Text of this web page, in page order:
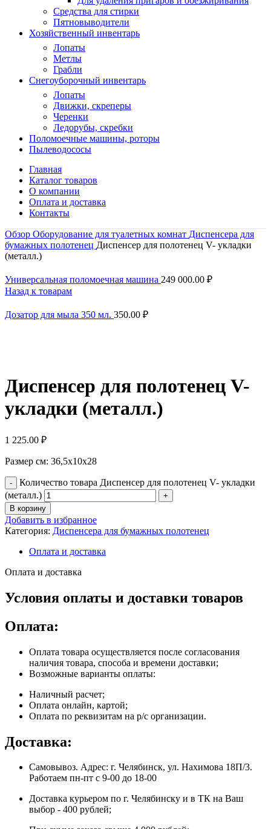
Средства для стирки
Пятновыводители
Хозяйственный инвентарь
Лопаты
Метлы
Грабли
Снегоуборочный инвентарь
Лопаты
Движки, скреперы
Черенки
Ледорубы, скребки
Поломоечные машины, роторы
Пылеводососы
Главная
Каталог товаров
О компании
Оплата и доставка
Контакты
Обзор Оборудование для туалетных комнат Диспенсера для
бумажных полотенец Диспенсер для полотенец V- укладки
(металл.)
Универсальная поломоечная машина 249 000.00 ₽
Назад к товарам
Дозатор для мыла 350 мл. 350.00 ₽
Диспенсер для полотенец V-
укладки (металл.)
1 225.00 ₽
Размер см: 36,5х10х28
Количество товара Диспенсер для полотенец V- укладки
(металл.)
В корзину
Добавить в избранное
Категория: Диспенсера для бумажных полотенец
Оплата и доставка
Оплата и доставка
Условия оплаты и доставки товаров
Оплата:
Оплата товара осуществляется после согласования
наличия товара, способа и времени доставки;
Возможные варианты оплаты:
Наличный расчет;
Оплата онлайн, картой;
Оплата по реквизитам на р/с организации.
Доставка:
Самовывоз. Адрес: г. Челябинск, ул. Нахимова 18П/3.
Работаем пн-пт с 9-00 до 18-00
Доставка курьером по г. Челябинску и в ТК на Ваш
выбор - 400 рублей;